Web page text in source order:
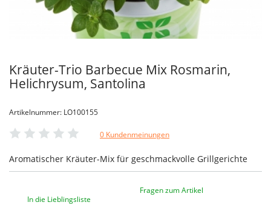
Kräuter-Trio Barbecue Mix Rosmarin,
Helichrysum, Santolina
Artikelnummer: LO100155
0 Kundenmeinungen
Aromatischer Kräuter-Mix für geschmackvolle Grillgerichte
In die Lieblingsliste
Fragen zum Artikel